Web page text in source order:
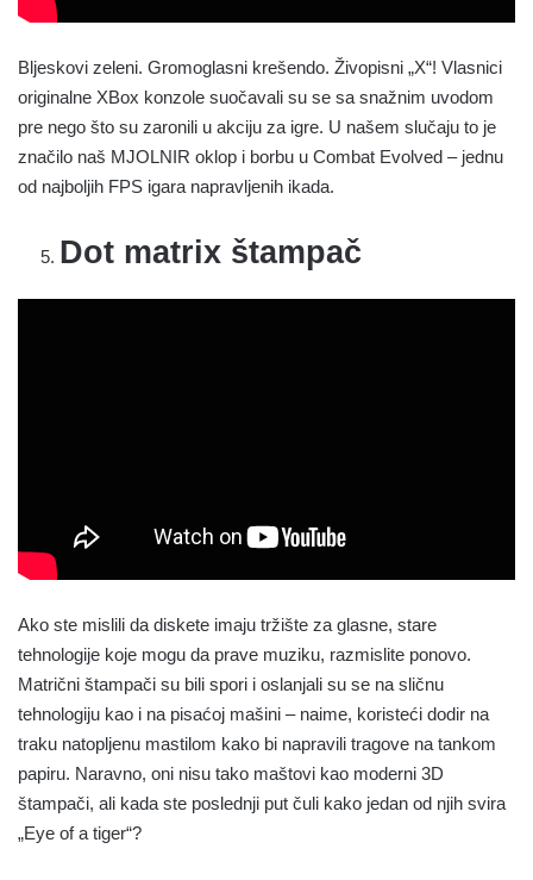
Bljeskovi zeleni. Gromoglasni krešendo. Živopisni „X“! Vlasnici
originalne XBox konzole suočavali su se sa snažnim uvodom
pre nego što su zaronili u akciju za igre. U našem slučaju to je
značilo naš MJOLNIR oklop i borbu u Combat Evolved – jednu
od najboljih FPS igara napravljenih ikada.
Dot matrix štampač
Ako ste mislili da diskete imaju tržište za glasne, stare
tehnologije koje mogu da prave muziku, razmislite ponovo.
Matrični štampači su bili spori i oslanjali su se na sličnu
tehnologiju kao i na pisaćoj mašini – naime, koristeći dodir na
traku natopljenu mastilom kako bi napravili tragove na tankom
papiru. Naravno, oni nisu tako maštovi kao moderni 3D
štampači, ali kada ste poslednji put čuli kako jedan od njih svira
„Eye of a tiger“?